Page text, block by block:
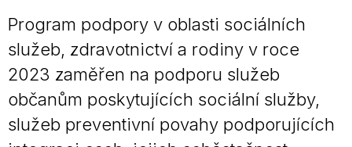
Program podpory v oblasti sociálních
služeb, zdravotnictví a rodiny v roce
2023 zaměřen na podporu služeb
občanům poskytujících sociální služby,
služeb preventivní povahy podporujících